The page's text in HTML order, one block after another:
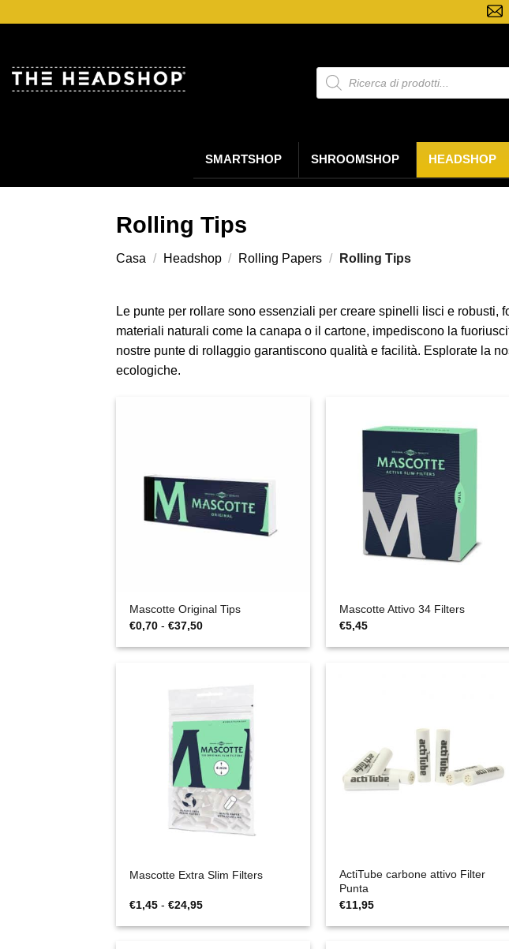
Ricerca
prodotti
SMARTSHOP SHROOMSHOP HEADSHOP
Rolling Tips
Casa / Headshop / Rolling Papers / Rolling Tips
Le punte per rollare sono essenziali per creare spinelli lisci e
materiali naturali come la canapa o il cartone, impediscono la
nostre punte di rollaggio garantiscono qualità e facilità. Esplorate la
ecologiche.
Mascotte Original Tips
€0,70 - €37,50Fascia
prezzo:
Mascotte Attivo 34 Filters
€5,45
Mascotte Extra Slim Filters
€1,45 - €24,95Fascia
prezzo:
ActiTube carbone attivo Filter
Punta
€11,95